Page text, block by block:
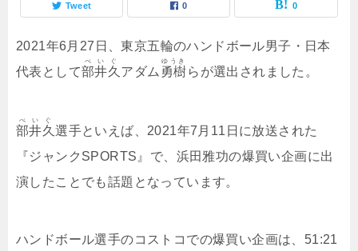
Tweet 0 0
2021年6月27日、東京五輪のハンドボール男子・日本
代表として部井久
べいぐ
アダム 勇樹
ゆうき
らが選出されました。
部井久
べいぐ
選手といえば、2021年7月11日に放送された
『ジャンクSPORTS』で、浜田雅功の爆買い企画に出
演したことでも話題となっています。
ハンドボール選手のコストコでの爆買い企画は、51:21